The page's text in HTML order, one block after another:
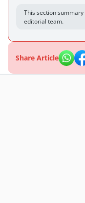
This section
editorial team.
Share Article